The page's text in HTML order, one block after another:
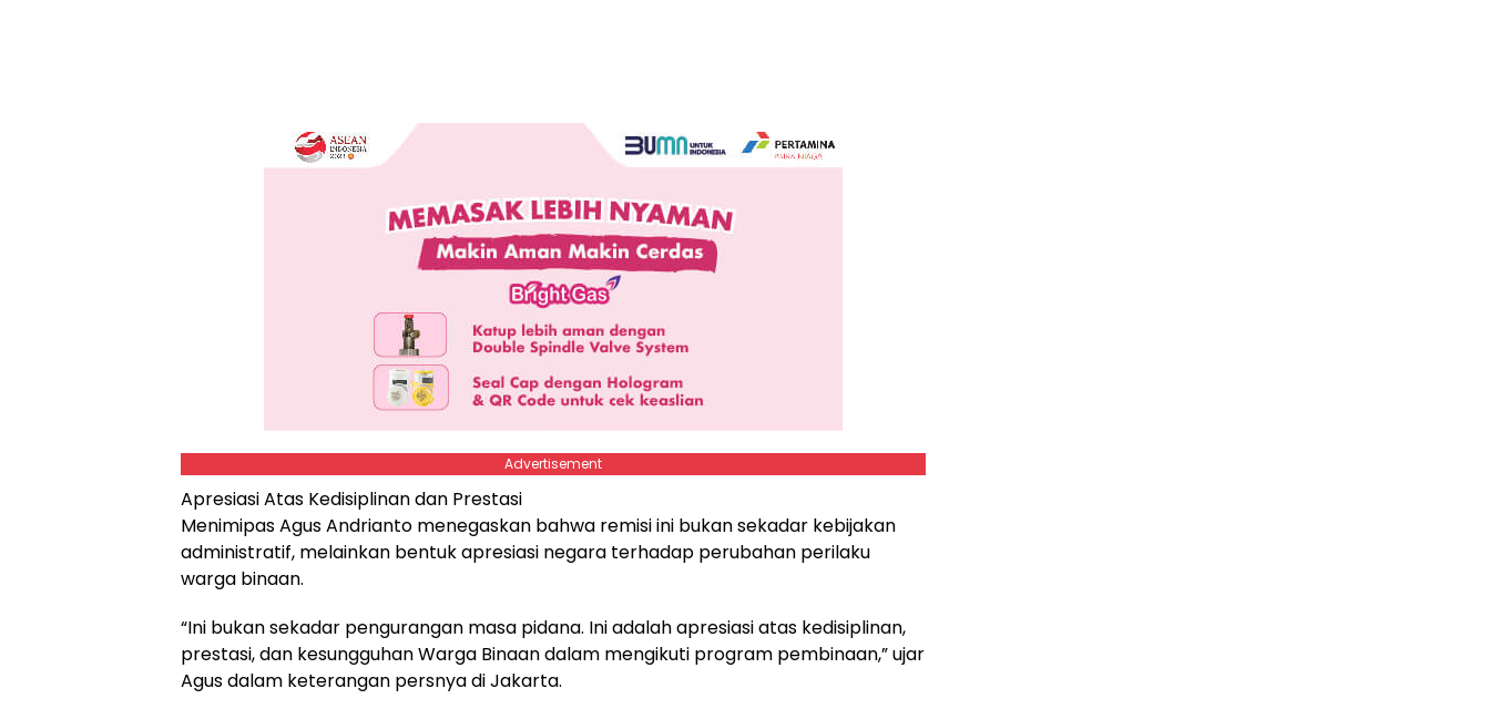
Advertisement
Apresiasi Atas Kedisiplinan dan Prestasi
Menimipas Agus Andrianto menegaskan bahwa remisi ini bukan sekadar kebijakan
administratif, melainkan bentuk apresiasi negara terhadap perubahan perilaku
warga binaan.
“Ini bukan sekadar pengurangan masa pidana. Ini adalah apresiasi atas kedisiplinan,
prestasi, dan kesungguhan Warga Binaan dalam mengikuti program pembinaan,” ujar
Agus dalam keterangan persnya di Jakarta.